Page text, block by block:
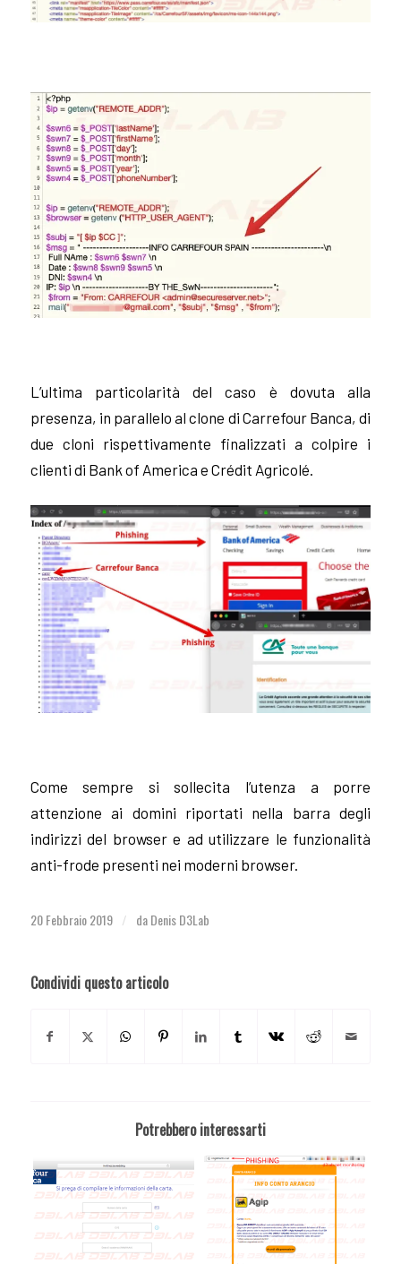
L’ultima particolarità del caso è dovuta alla
presenza, in parallelo al clone di Carrefour Banca, di
due cloni rispettivamente finalizzati a colpire i
clienti di Bank of America e Crédit Agricolé.
Come sempre si sollecita l’utenza a porre
attenzione ai domini riportati nella barra degli
indirizzi del browser e ad utilizzare le funzionalità
anti-frode presenti nei moderni browser.
20 Febbraio 2019 / daDenis D3Lab
Condividi questo articolo
Potrebbero interessarti